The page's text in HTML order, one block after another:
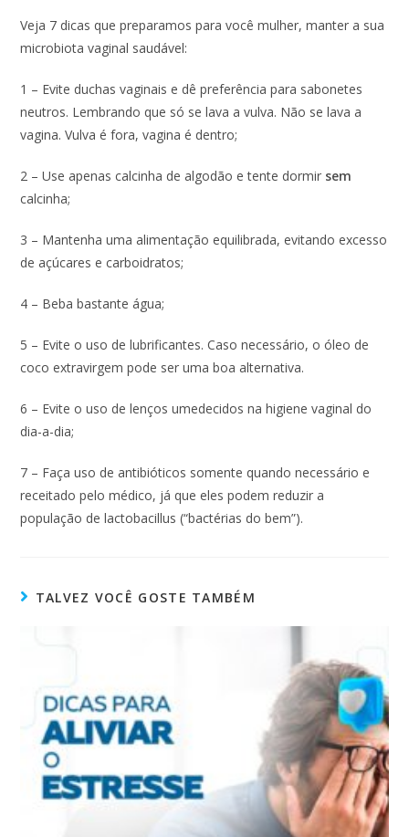
Veja 7 dicas que preparamos para você mulher, manter a sua
microbiota vaginal saudável:
1 – Evite duchas vaginais e dê preferência para sabonetes
neutros. Lembrando que só se lava a vulva. Não se lava a
vagina. Vulva é fora, vagina é dentro;
2 – Use apenas calcinha de algodão e tente dormir sem
calcinha;
3 – Mantenha uma alimentação equilibrada, evitando excesso
de açúcares e carboidratos;
4 – Beba bastante água;
5 – Evite o uso de lubrificantes. Caso necessário, o óleo de
coco extravirgem pode ser uma boa alternativa.
6 – Evite o uso de lenços umedecidos na higiene vaginal do
dia-a-dia;
7 – Faça uso de antibióticos somente quando necessário e
receitado pelo médico, já que eles podem reduzir a
população de lactobacillus (“bactérias do bem”).
TALVEZ VOCÊ GOSTE TAMBÉM